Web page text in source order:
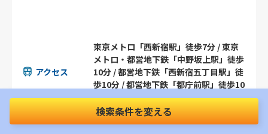
アクセス
東京メトロ「西新宿駅」徒歩7分 / 東京
メトロ・都営地下鉄「中野坂上駅」徒歩
10分 / 都営地下鉄「西新宿五丁目駅」徒
歩10分 / 都営地下鉄「都庁前駅」徒歩10
分
〒163-1128 東京都新宿区西新宿6丁目2
検索条件を変える